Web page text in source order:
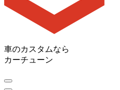
車のカスタムなら
カーチューン